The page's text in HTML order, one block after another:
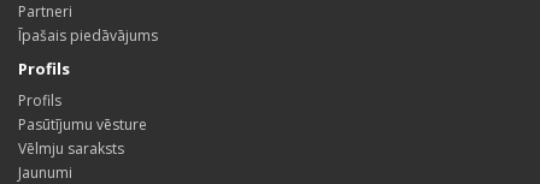
Partneri
Īpašais piedāvājums
Profils
Profils
Pasūtījumu vēsture
Vēlmju saraksts
Jaunumi